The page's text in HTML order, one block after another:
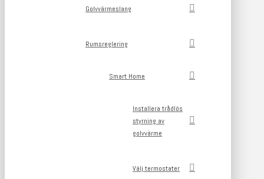
Golvvärmeslang
Rumsreglering
Smart Home
Installera trådlös
styrning av
golvvärme
Välj termostater